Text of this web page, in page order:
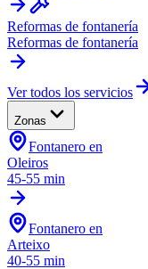
Reformas de fontanería
Reformas de fontanería
Ver todos los servicios
Zonas
Fontanero en
Oleiros
45-55 min
Fontanero en
Arteixo
40-55 min